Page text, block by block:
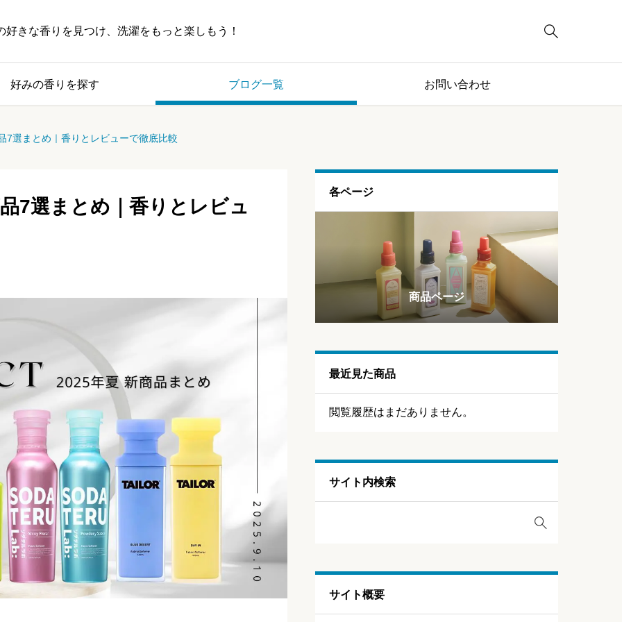
好きな香りを見つけ、洗濯をもっと楽しもう！ 
好みの香りを探す ブログ一覧 お問い合わせ
7選まとめ｜香りとレビューで徹底比較
7選まとめ｜香りとレビュ
各ページ
ランキング
商品ページ
ブログページ
最近見た商品
閲覧履歴はまだありません。
サイト内検索
サイト概要